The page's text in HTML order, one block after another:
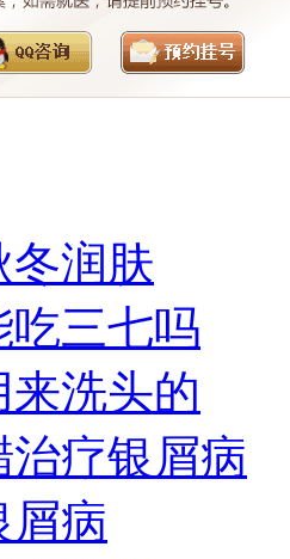
冬润肤
吃三七吗
洗头的
疗银屑病
屑病